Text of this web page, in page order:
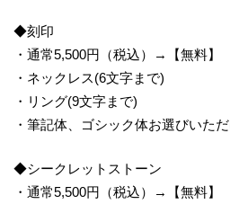
◆刻印
・通常5,500円（税込）→【無料】
・ネックレス(6文字まで)
・リング(9文字まで)
・筆記体、ゴシック体お選びいただ
◆シークレットストーン
・通常5,500円（税込）→【無料】